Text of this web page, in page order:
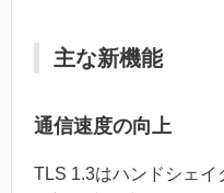
主な新機能
通信速度の向上
TLS 1.3はハンドシェ